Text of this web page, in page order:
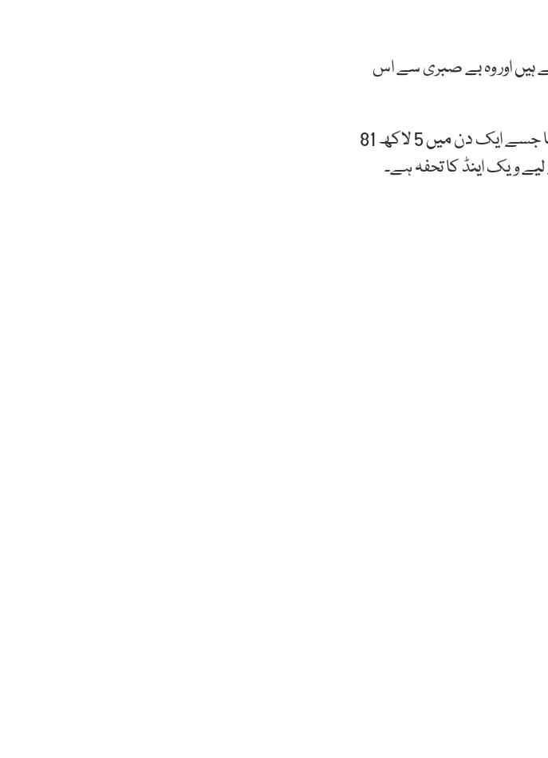
ہیں اور وہ بے صبری سے اس
اس سے قبل عاطف اسلم نے انسٹا گرام پر اپنے آنے والے نئے گانے کا ٹیزر جاری کیا تھا جسے ایک دن میں 5 لاکھ 81
لیے ویک اینڈ کا تحفہ ہے۔